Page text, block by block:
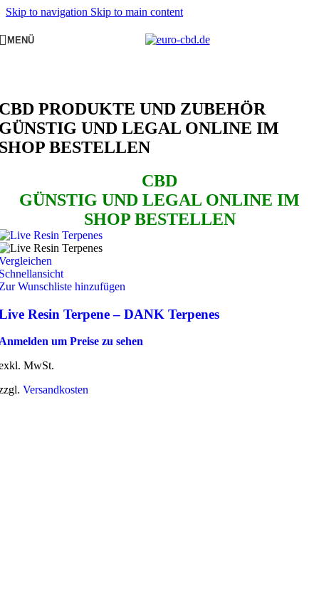
Skip to navigation Skip to main content
MENÜ
PRODUKTE UND ZUBEHÖR
UND LEGAL ONLINE IM
BESTELLEN
CBD
GÜNSTIG UND LEGAL ONLINE IM
SHOP BESTELLEN
Wunschliste hinzufügen
Resin Terpene – DANK Terpenes
um Preise zu sehen
MwSt.
Versandkosten